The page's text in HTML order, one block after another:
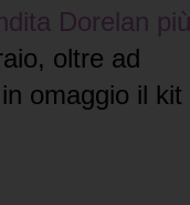
Dorelan più
oltre ad
omaggio il kit